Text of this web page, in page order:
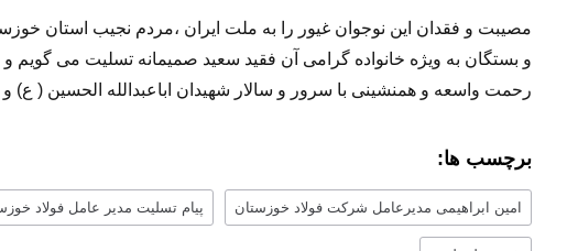
مصیبت و فقدان این نوجوان غیور را به ملت ایران ،مردم نجیب استان
و بستگان به ویژه خانواده گرامی آن فقید سعید صمیمانه تسلیت می گویم و
رحمت واسعه و همنشینی با سرور و سالار شهیدان اباعبدالله الحسین (
برچسب ها:
امین ابراهیمی مدیرعامل شرکت فولاد خوزستان پیام تسلیت مدیر عامل فولاد